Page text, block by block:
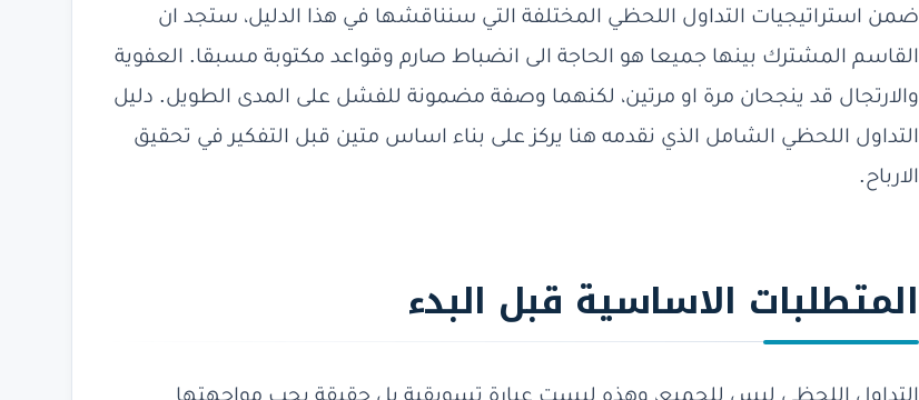
ضمن استراتيجيات التداول اللحظي المختلفة التي سنناقشها في هذا الدليل، ستجد ان
القاسم المشترك بينها جميعا هو الحاجة الى انضباط صارم وقواعد مكتوبة مسبقا. العفوية
والارتجال قد ينجحان مرة او مرتين، لكنهما وصفة مضمونة للفشل على المدى الطويل. دليل
التداول اللحظي الشامل الذي نقدمه هنا يركز على بناء اساس متين قبل التفكير في تحقيق
الارباح.
المتطلبات الاساسية قبل البدء